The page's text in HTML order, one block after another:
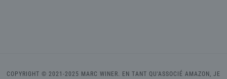
COPYRIGHT © 2021-2025 MARC WINER. EN TANT QU'ASSOCIÉ AMAZON, JE